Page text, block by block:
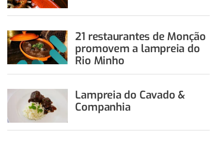
21 restaurantes de Monção
promovem a lampreia do
Rio Minho
Lampreia do Cavado &
Companhia